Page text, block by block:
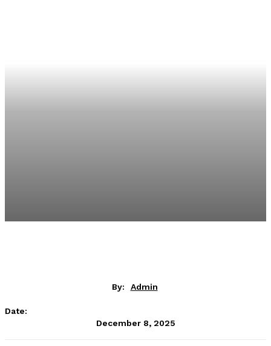
By: Admin
Date:
December 8, 2025